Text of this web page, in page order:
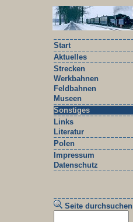
Start
Aktuelles
Strecken
Werkbahnen
Feldbahnen
Museen
Sonstiges
Links
Literatur
Polen
Impressum
Datenschutz
Seite durchsuchen